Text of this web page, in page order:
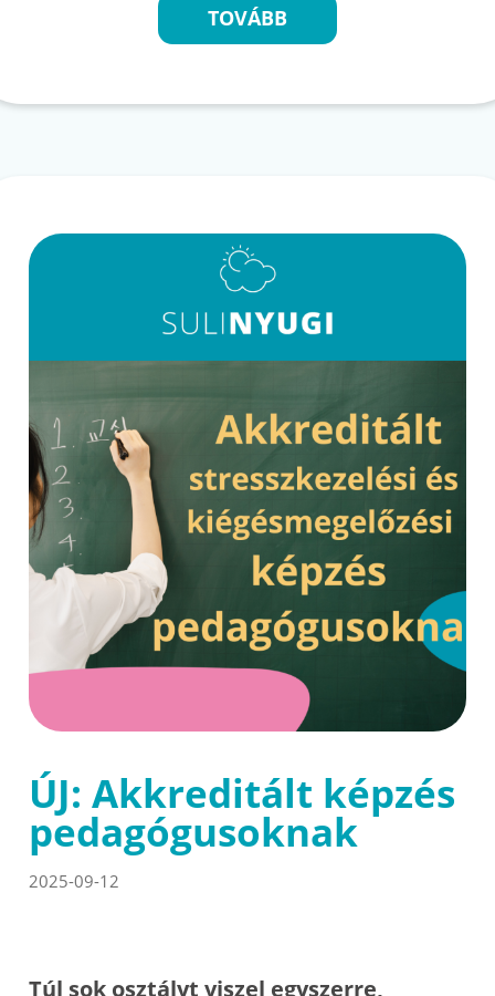
TOVÁBB
ÚJ: Akkreditált képzés
pedagógusoknak
2025-09-12
Túl sok osztályt viszel egyszerre,